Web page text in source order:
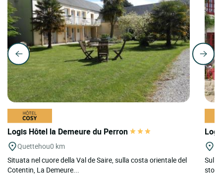
Logis Hôtel la Demeure du Perron
Quettehou0 km
Situata nel cuore della Val de Saire, sulla costa orientale del
Cotentin, La Demeure...
Sulla